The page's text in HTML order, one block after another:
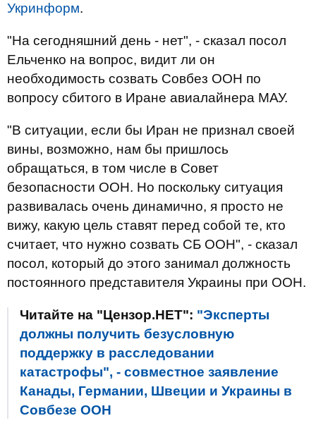
Укринформ.
"На сегодняшний день - нет", - сказал посол
Ельченко на вопрос, видит ли он
необходимость созвать Совбез ООН по
вопросу сбитого в Иране авиалайнера МАУ.
"В ситуации, если бы Иран не признал своей
вины, возможно, нам бы пришлось
обращаться, в том числе в Совет
безопасности ООН. Но поскольку ситуация
развивалась очень динамично, я просто не
вижу, какую цель ставят перед собой те, кто
считает, что нужно созвать СБ ООН", - сказал
посол, который до этого занимал должность
постоянного представителя Украины при ООН.
Читайте на "Цензор.НЕТ": "Эксперты
должны получить безусловную
поддержку в расследовании
катастрофы", - совместное заявление
Канады, Германии, Швеции и Украины в
Совбезе ООН